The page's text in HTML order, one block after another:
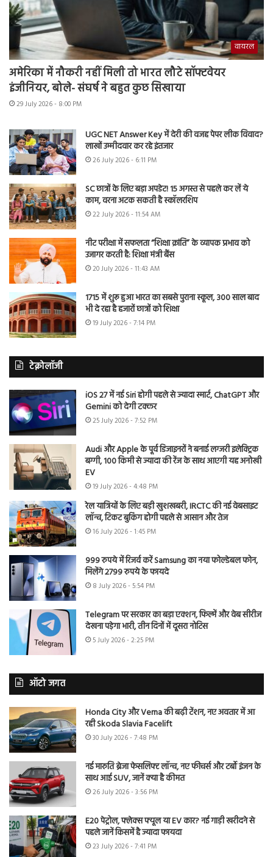
वायरल
अमेरिका में नौकरी नहीं मिली तो भारत लौटे सॉफ्टवेयर
इंजीनियर, बोले- संघर्ष ने बहुत कुछ सिखाया
29 July 2026 - 8:00 PM
UGC NET Answer Key में देरी की वजह पेपर लीक विवाद?
लाखों उम्मीदवार कर रहे इंतजार
26 July 2026 - 6:11 PM
SC छात्रों के लिए बड़ा अपडेट! 15 अगस्त से पहले कर लें ये
काम, वरना अटक सकती है स्कॉलरशिप
22 July 2026 - 11:54 AM
नीट परीक्षा में सफलता “शिक्षा क्रांति” के व्यापक प्रभाव को
उजागर करती है: शिक्षा मंत्री बैंस
20 July 2026 - 11:43 AM
1715 में शुरू हुआ भारत का सबसे पुराना स्कूल, 300 साल बाद
भी दे रहा है हजारों छात्रों को शिक्षा
19 July 2026 - 7:14 PM
टेक्नोलॉजी
iOS 27 में नई Siri होगी पहले से ज्यादा स्मार्ट, ChatGPT और
Gemini को देगी टक्कर
25 July 2026 - 7:52 PM
Audi और Apple के पूर्व डिजाइनरों ने बनाई लग्जरी इलेक्ट्रिक
बग्गी, 100 किमी से ज्यादा की रेंज के साथ आएगी यह अनोखी
EV
19 July 2026 - 4:48 PM
रेल यात्रियों के लिए बड़ी खुशखबरी, IRCTC की नई वेबसाइट
लॉन्च, टिकट बुकिंग होगी पहले से आसान और तेज
16 July 2026 - 1:45 PM
999 रुपये में रिजर्व करें Samsung का नया फोल्डेबल फोन,
मिलेंगे 2799 रुपये के फायदे
8 July 2026 - 5:54 PM
Telegram पर सरकार का बड़ा एक्शन, फिल्में और वेब सीरीज
देखना पड़ेगा भारी, तीन दिनों में दूसरा नोटिस
5 July 2026 - 2:25 PM
ऑटो जगत
Honda City और Verna की बढ़ी टेंशन, नए अवतार में आ
रही Skoda Slavia Facelift
30 July 2026 - 7:48 PM
नई मारुति ब्रेजा फेसलिफ्ट लॉन्च, नए फीचर्स और टर्बो इंजन के
साथ आई SUV, जानें क्या है कीमत
26 July 2026 - 3:56 PM
E20 पेट्रोल, फ्लेक्स फ्यूल या EV कार? नई गाड़ी खरीदने से
पहले जानें किसमें है ज्यादा फायदा
23 July 2026 - 7:41 PM